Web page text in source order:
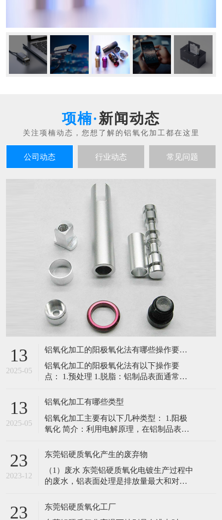
新闻动态
公司动态 行业动态 常见问题
13
2025-05
铝氧化加工的阳极氧化法有哪些操作要点？
铝氧化加工的阳极氧化法有以下操作要
点： 1.预处理 1.脱脂：铝制品表面通常会
除。可采用有机溶剂脱脂、碱性脱脂剂脱
残留，以保证后续氧化膜与基体的结合
力。 2.碱洗：使用氢氧化钠等碱性溶液去
13
2025-05
铝氧化加工有哪些类型
铝氧化加工主要有以下几种类型： 1.阳极
氧化 简介：利用电解原理，在铝制品表面
用的方法，所得氧化膜具有良好的耐腐蚀
度可根据需要进行控制，一般在几个微米
到几十微米之间。膜层硬度较高，能有效
23
2023-12
东莞铝硬质氧化产生的废弃物
（1）废水 东莞铝硬质氧化电镀生产过程中
的废水，铝表面处理是排放量最大和对环
A-8625过程流程长，涉及的工序多，而每
23
东莞铝硬质氧化工厂